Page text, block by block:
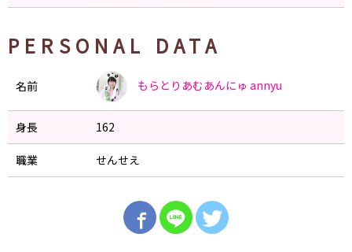
PERSONAL DATA
名前 もらとりあむあんにゅ annyu
身長 162
職業 せんせえ